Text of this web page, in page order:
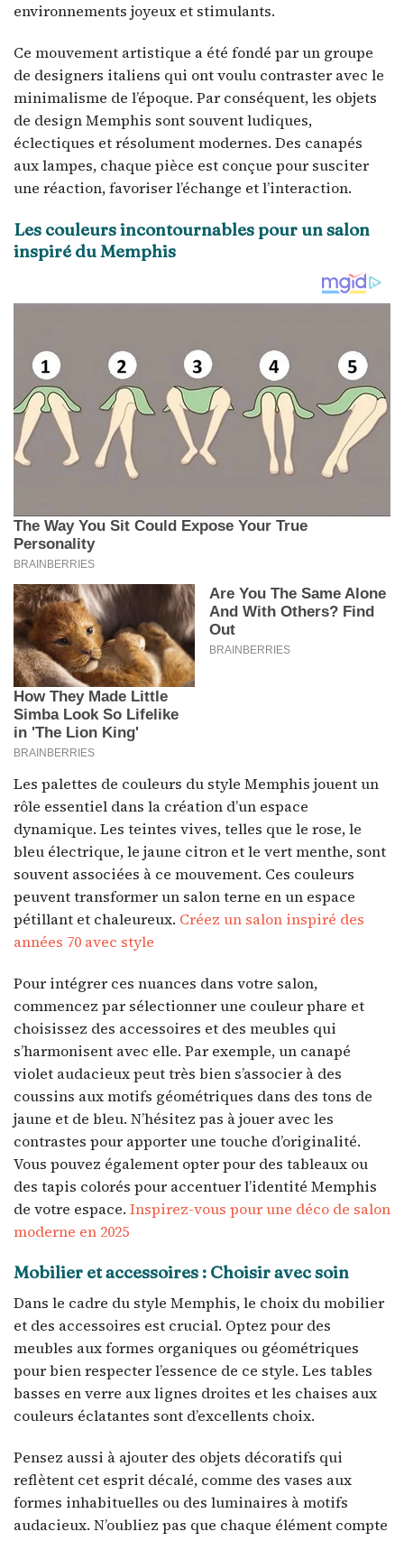
environnements joyeux et stimulants.
Ce mouvement artistique a été fondé par un groupe
de designers italiens qui ont voulu contraster avec le
minimalisme de l’époque. Par conséquent, les objets
de design Memphis sont souvent ludiques,
éclectiques et résolument modernes. Des canapés
aux lampes, chaque pièce est conçue pour susciter
une réaction, favoriser l’échange et l’interaction.
Les couleurs incontournables pour un salon
inspiré du Memphis
Les palettes de couleurs du style Memphis jouent un
rôle essentiel dans la création d’un espace
dynamique. Les teintes vives, telles que le rose, le
bleu électrique, le jaune citron et le vert menthe, sont
souvent associées à ce mouvement. Ces couleurs
peuvent transformer un salon terne en un espace
pétillant et chaleureux. Créez un salon inspiré des
années 70 avec style
Pour intégrer ces nuances dans votre salon,
commencez par sélectionner une couleur phare et
choisissez des accessoires et des meubles qui
s’harmonisent avec elle. Par exemple, un canapé
violet audacieux peut très bien s’associer à des
coussins aux motifs géométriques dans des tons de
jaune et de bleu. N’hésitez pas à jouer avec les
contrastes pour apporter une touche d’originalité.
Vous pouvez également opter pour des tableaux ou
des tapis colorés pour accentuer l’identité Memphis
de votre espace. Inspirez-vous pour une déco de salon
moderne en 2025
Mobilier et accessoires : Choisir avec soin
Dans le cadre du style Memphis, le choix du mobilier
et des accessoires est crucial. Optez pour des
meubles aux formes organiques ou géométriques
pour bien respecter l’essence de ce style. Les tables
basses en verre aux lignes droites et les chaises aux
couleurs éclatantes sont d’excellents choix.
Pensez aussi à ajouter des objets décoratifs qui
reflètent cet esprit décalé, comme des vases aux
formes inhabituelles ou des luminaires à motifs
audacieux. N’oubliez pas que chaque élément compte